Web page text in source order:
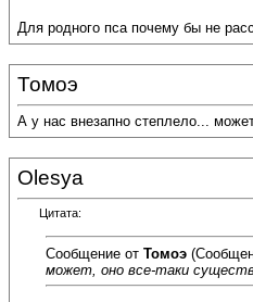
Для родного пса почему бы не
Томоэ
А у нас внезапно степлело...
Olesya
Цитата:
Сообщение от Томоэ
может, оно все-таки